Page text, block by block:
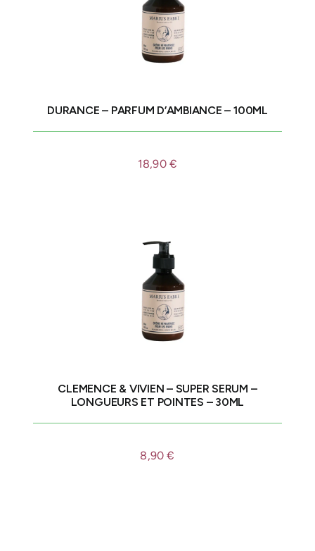
DURANCE – PARFUM D’AMBIANCE – 100ML
18,90€
CLEMENCE & VIVIEN – SUPER SERUM –
LONGUEURS ET POINTES – 30ML
8,90€